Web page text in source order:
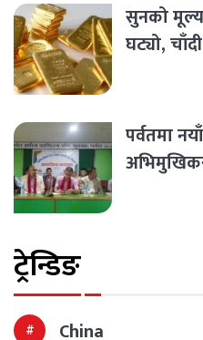
सुनको
घट्यो,
पर्वतमा
ट्रेन्डिङ
China